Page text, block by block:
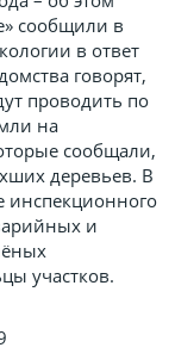
сообщили в
в ответ
говорят,
проводить по
на
сообщали,
деревьев. В
инспекционного
и
участков.